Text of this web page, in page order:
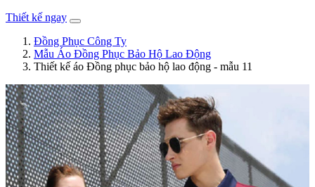
Thiết kế ngay
Đồng Phục Công Ty
Mẫu Áo Đồng Phục Bảo Hộ Lao Động
Thiết kế áo Đồng phục bảo hộ lao động - mẫu 11